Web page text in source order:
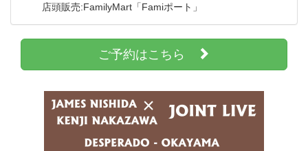
店頭販売:FamilyMart「Famiポート」
ご予約はこちら